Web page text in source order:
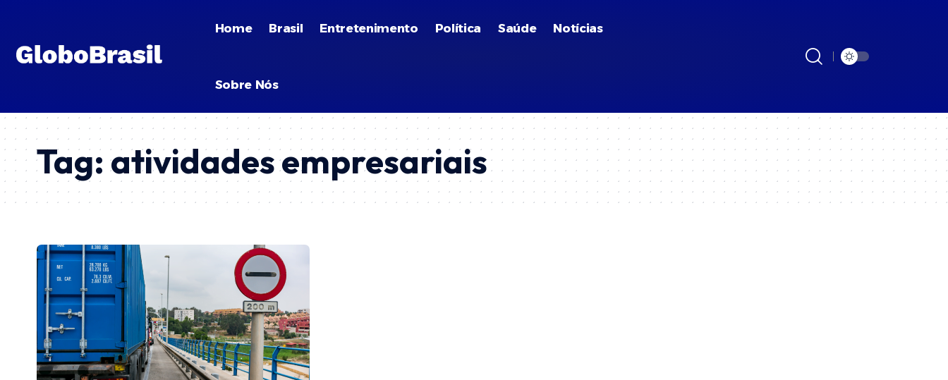
Home Brasil Entretenimento Política Saúde Notícias
Sobre Nós
Tag:atividades empresariais